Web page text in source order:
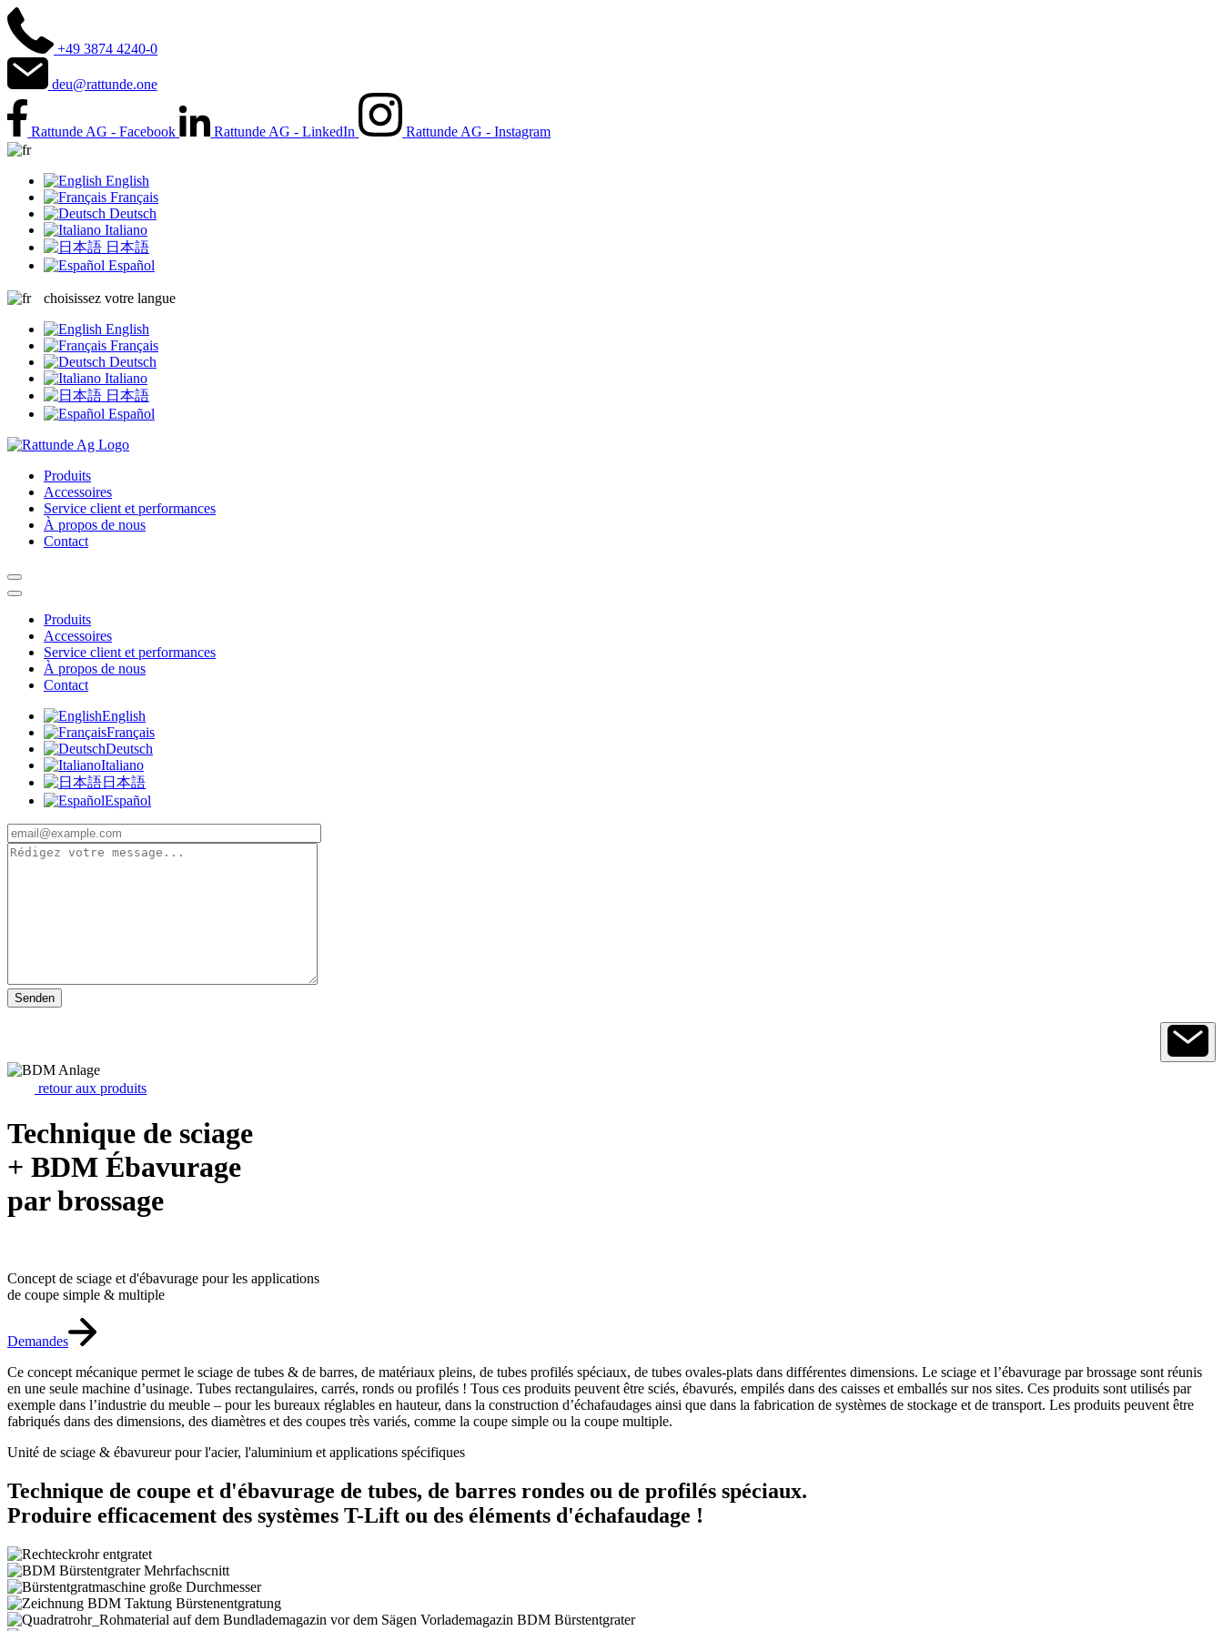
+49 3874 4240-0
deu@rattunde.one
Rattunde AG - Facebook Rattunde AG - LinkedIn Rattunde AG - Instagram
English
Français
Deutsch
Italiano
日本語
Español
choisissez votre langue
English
Français
Deutsch
Italiano
日本語
Español
Produits
Accessoires
Service client et performances
À propos de nous
Contact
Produits
Accessoires
Service client et performances
À propos de nous
Contact
English
Français
Deutsch
Italiano
日本語
Español
retour aux produits
Technique de sciage
+ BDM Ébavurage
par brossage
Concept de sciage et d'ébavurage pour les applications
de coupe simple & multiple
Demandes
Ce concept mécanique permet le sciage de tubes & de barres, de matériaux pleins, de tubes profilés spéciaux, de tubes ovales-plats dans différentes dimensions. Le sciage et l’ébavurage par brossage sont réunis
en une seule machine d’usinage. Tubes rectangulaires, carrés, ronds ou profilés ! Tous ces produits peuvent être sciés, ébavurés, empilés dans des caisses et emballés sur nos sites. Ces produits sont utilisés par
exemple dans l’industrie du meuble – pour les bureaux réglables en hauteur, dans la construction d’échafaudages ainsi que dans la fabrication de systèmes de stockage et de transport. Les produits peuvent être
fabriqués dans des dimensions, des diamètres et des coupes très variés, comme la coupe simple ou la coupe multiple.
Unité de sciage & ébavureur pour l'acier, l'aluminium et applications spécifiques
Technique de coupe et d'ébavurage de tubes, de barres rondes ou de profilés spéciaux.
Produire efficacement des systèmes T-Lift ou des éléments d'échafaudage !